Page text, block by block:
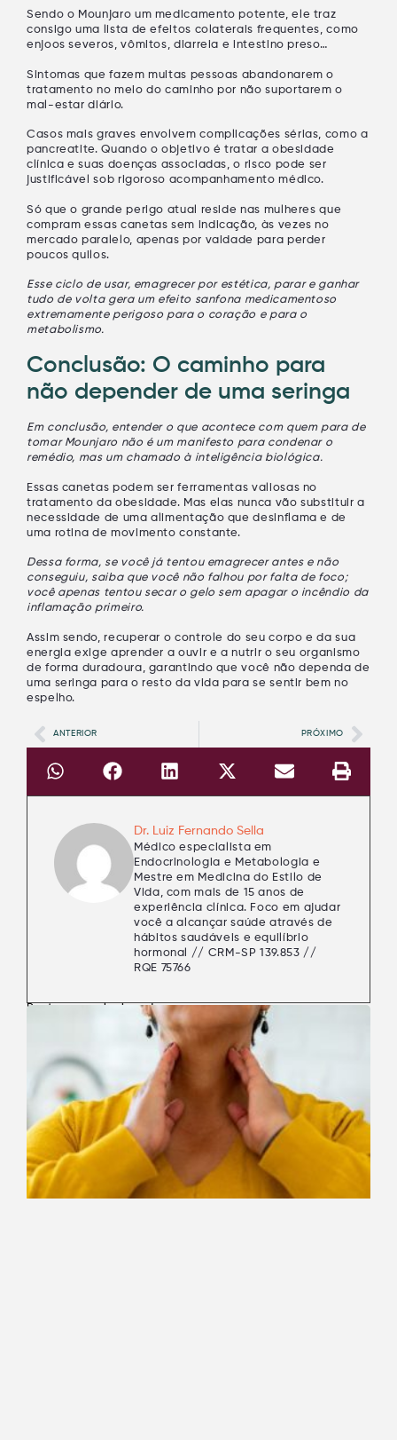
Sendo o Mounjaro um medicamento potente, ele traz
consigo uma lista de efeitos colaterais frequentes, como
enjoos severos, vômitos, diarreia e intestino preso…
Sintomas que fazem muitas pessoas abandonarem o
tratamento no meio do caminho por não suportarem o
mal-estar diário.
Casos mais graves envolvem complicações sérias, como a
pancreatite. Quando o objetivo é tratar a obesidade
clínica e suas doenças associadas, o risco pode ser
justificável sob rigoroso acompanhamento médico.
Só que o grande perigo atual reside nas mulheres que
compram essas canetas sem indicação, às vezes no
mercado paralelo, apenas por vaidade para perder
poucos quilos.
Esse ciclo de usar, emagrecer por estética, parar e ganhar
tudo de volta gera um efeito sanfona medicamentoso
extremamente perigoso para o coração e para o
metabolismo.
Conclusão: O caminho para
não depender de uma seringa
Em conclusão, entender o que acontece com quem para de
tomar Mounjaro não é um manifesto para condenar o
remédio, mas um chamado à inteligência biológica.
Essas canetas podem ser ferramentas valiosas no
tratamento da obesidade. Mas elas nunca vão substituir a
necessidade de uma alimentação que desinflama e de
uma rotina de movimento constante.
Dessa forma, se você já tentou emagrecer antes e não
conseguiu, saiba que você não falhou por falta de foco;
você apenas tentou secar o gelo sem apagar o incêndio da
inflamação primeiro.
Assim sendo, recuperar o controle do seu corpo e da sua
energia exige aprender a ouvir e a nutrir o seu organismo
de forma duradoura, garantindo que você não dependa de
uma seringa para o resto da vida para se sentir bem no
espelho.
ANTERIOR PRÓXIMO
Dr. Luiz Fernando Sella
Médico especialista em
Endocrinologia e Metabologia e
Mestre em Medicina do Estilo de
Vida, com mais de 15 anos de
experiência clínica. Foco em ajudar
você a alcançar saúde através de
hábitos saudáveis e equilíbrio
hormonal // CRM-SP 139.853 //
RQE 75766
Postagens relacionadas